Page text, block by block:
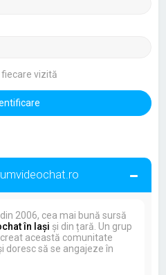
vizită
2006, cea mai bună sursă
în Iași și din țară. Un grup
această comunitate
doresc să se angajeze în